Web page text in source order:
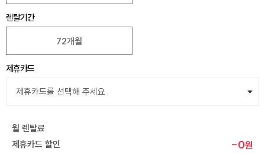
렌탈기간
72개월
제휴카드
월 렌탈료
제휴카드 할인
0원